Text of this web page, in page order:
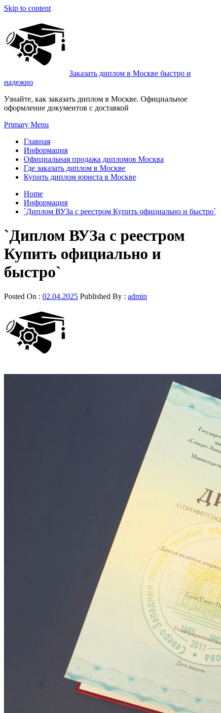
Skip to content
Заказать диплом в Москве быстро и
надежно
Узнайте, как заказать диплом в Москве. Официальное
оформление документов с доставкой
Primary Menu
Главная
Информация
Официальная продажа дипломов Москва
Где заказать диплом в Москве
Купить диплом юриста в Москве
Home
Информация
`Диплом ВУЗа с реестром Купить официально и быстро`
`Диплом ВУЗа с реестром
Купить официально и
быстро`
Posted On : 02.04.2025 Published By : admin